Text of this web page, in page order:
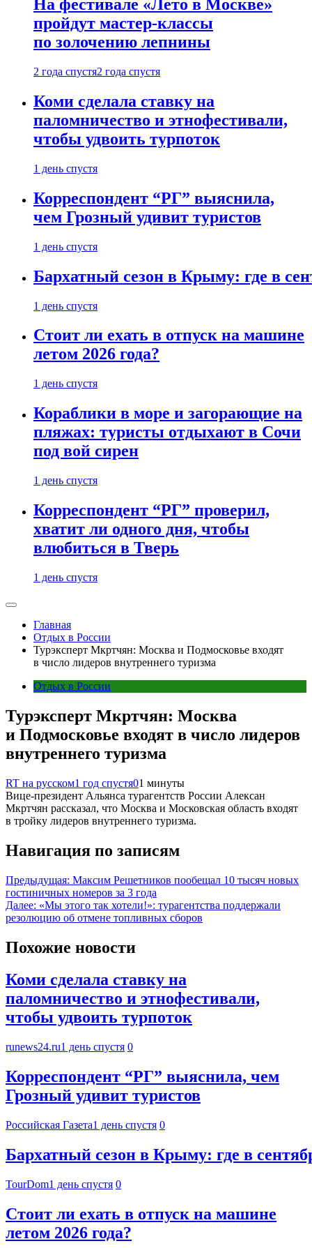
На фестивале «Лето в Москве»
пройдут мастер-классы
по золочению лепнины
2 года спустя2 года спустя
Коми сделала ставку на
паломничество и этнофестивали,
чтобы удвоить турпоток
1 день спустя
Корреспондент “РГ” выяснила,
чем Грозный удивит туристов
1 день спустя
Бархатный сезон в Крыму: где в
1 день спустя
Стоит ли ехать в отпуск на машине
летом 2026 года?
1 день спустя
Кораблики в море и загорающие на
пляжах: туристы отдыхают в Сочи
под вой сирен
1 день спустя
Корреспондент “РГ” проверил,
хватит ли одного дня, чтобы
влюбиться в Тверь
1 день спустя
Главная
Отдых в России
Турэксперт Мкртчян: Москва и Подмосковье входят
в число лидеров внутреннего туризма
Отдых в России
Турэксперт Мкртчян: Москва
и Подмосковье входят в число лидеров
внутреннего туризма
RT на русском1 год спустя01 минуты
Вице-президент Альянса турагентств России Алексан
Мкртчян рассказал, что Москва и Московская область входят
в тройку лидеров внутреннего туризма.
Навигация по записям
Предыдущая: Максим Решетников пообещал 10 тысяч новых
гостиничных номеров за 3 года
Далее: «Мы этого так хотели!»: турагентства поддержали
резолюцию об отмене топливных сборов
Похожие новости
Коми сделала ставку на
паломничество и этнофестивали,
чтобы удвоить турпоток
runews24.ru1 день спустя 0
Корреспондент “РГ” выяснила, чем
Грозный удивит туристов
Российская Газета1 день спустя 0
Бархатный сезон в Крыму: где в
TourDom1 день спустя 0
Стоит ли ехать в отпуск на машине
летом 2026 года?